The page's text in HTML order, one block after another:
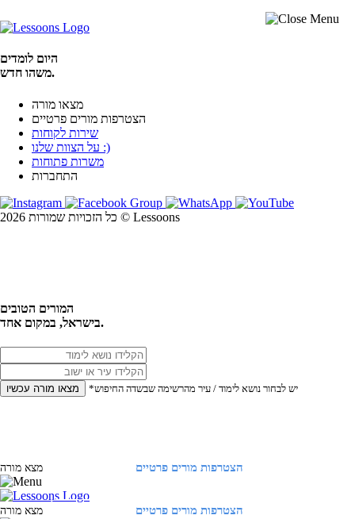
היום לומדים
משהו חדש.
מצאו מורה
הצטרפות מורים פרטיים
שירות לקוחות
על הצוות שלנו :)
משרות פתוחות
התחברות
כל הזכויות שמורות 2026 © Lessoons
המורים הטובים
בישראל, במקום אחד.
מצאו מורה עכשיו *יש לבחור נושא לימוד / עיר מהרשימה שבשדה החיפוש
הצטרפות מורים פרטיים מצא מורה
הצטרפות מורים פרטיים מצא מורה